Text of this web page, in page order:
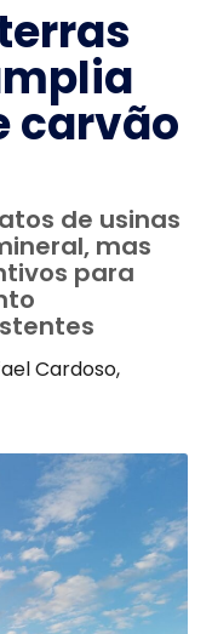
carvão
de usinas
mas
para
Cardoso,